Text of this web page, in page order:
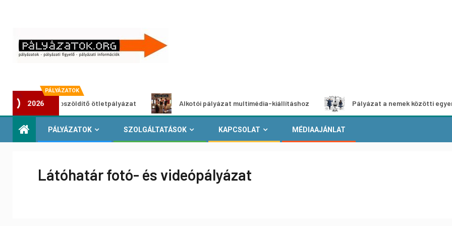
PÁLYÁZATOK
2026
Városzöldítő ötletpályázat Alkotói pályázat multimédia-kiállításhoz Pályázat a nemek közötti egyenlőség
PÁLYÁZATOK SZOLGÁLTATÁSOK KAPCSOLAT MÉDIAAJÁNLAT
Látóhatár fotó- és videópályázat